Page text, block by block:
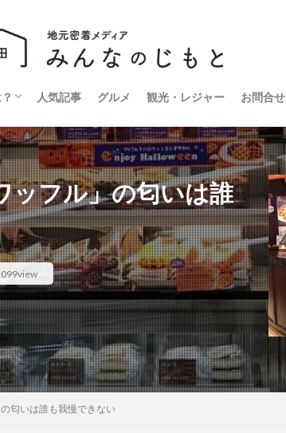
ー
人気記事 グルメ 観光・レジャー お問合せ
ッフル」の匂いは誰
匂いは誰も我慢できない